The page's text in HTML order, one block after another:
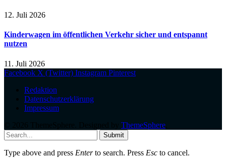
12. Juli 2026
Kinderwagen im öffentlichen Verkehr sicher und entspannt
nutzen
11. Juli 2026
Facebook X (Twitter) Instagram Pinterest
Redaktion
Datenschutzerklärung
Impressum
ThemeSphere
Submit
Type above and press Enterto search. Press Esc to cancel.